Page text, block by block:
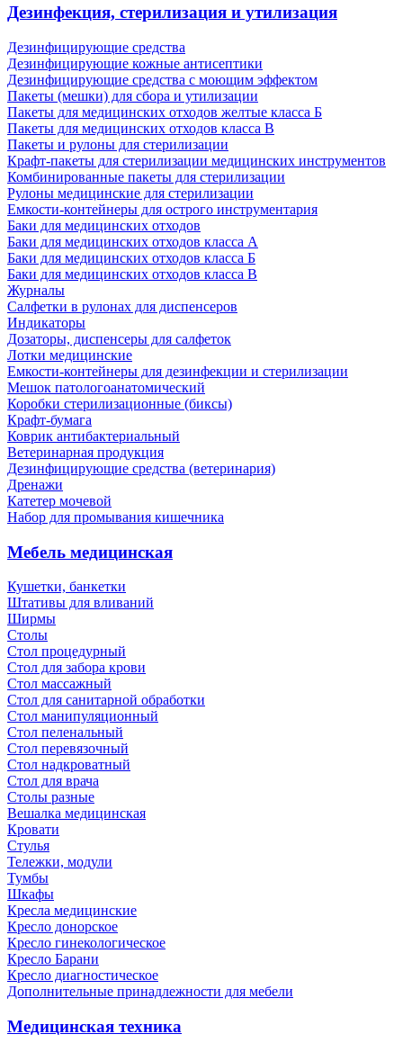
Дезинфекция, стерилизация и утилизация
Дезинфицирующие средства
Дезинфицирующие кожные антисептики
Дезинфицирующие средства с моющим эффектом
Пакеты (мешки) для сбора и утилизации
Пакеты для медицинских отходов желтые класса Б
Пакеты для медицинских отходов класса В
Пакеты и рулоны для стерилизации
Крафт-пакеты для стерилизации медицинских инструментов
Комбинированные пакеты для стерилизации
Рулоны медицинские для стерилизации
Емкости-контейнеры для острого инструментария
Баки для медицинских отходов
Баки для медицинских отходов класса А
Баки для медицинских отходов класса Б
Баки для медицинских отходов класса В
Журналы
Салфетки в рулонах для диспенсеров
Индикаторы
Дозаторы, диспенсеры для салфеток
Лотки медицинские
Емкости-контейнеры для дезинфекции и стерилизации
Мешок патологоанатомический
Коробки стерилизационные (биксы)
Крафт-бумага
Коврик антибактериальный
Ветеринарная продукция
Дезинфицирующие средства (ветеринария)
Дренажи
Катетер мочевой
Набор для промывания кишечника
Мебель медицинская
Кушетки, банкетки
Штативы для вливаний
Ширмы
Столы
Стол процедурный
Стол для забора крови
Стол массажный
Стол для санитарной обработки
Стол манипуляционный
Стол пеленальный
Стол перевязочный
Стол надкроватный
Стол для врача
Столы разные
Вешалка медицинская
Кровати
Стулья
Тележки, модули
Тумбы
Шкафы
Кресла медицинские
Кресло донорское
Кресло гинекологическое
Кресло Барани
Кресло диагностическое
Дополнительные принадлежности для мебели
Медицинская техника